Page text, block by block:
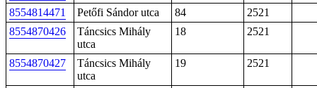
8554814471
Petőfi Sándor utca 84
2521
8554870426
Táncsics Mihály
utca
18 2521
8554870427
Táncsics Mihály
utca
19 2521